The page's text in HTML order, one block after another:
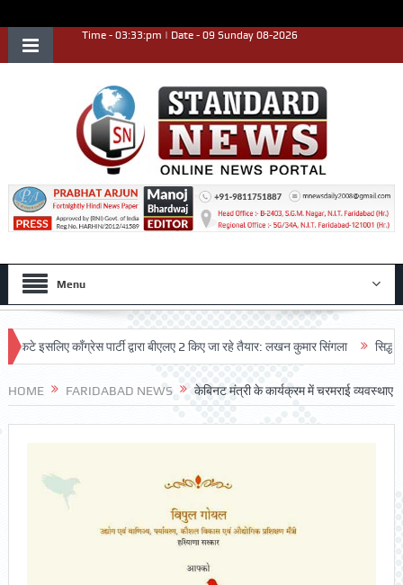
Time - 03:33:pm | Date - 09 Sunday 08-2026
Menu
काँग्रेस पार्टी द्वारा बीएलए 2 किए जा रहे तैयार: लखन कुमार सिंगला सिद्धपीठ
HOME FARIDABAD NEWS केबिनट मंत्री के कार्यक्रम में चरमराई व्यवस्थाए